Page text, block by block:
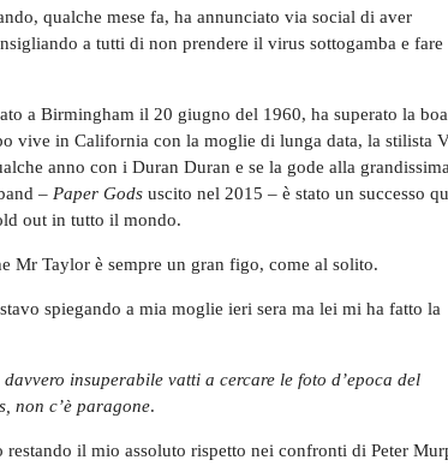
qualche mese fa, ha annunciato via social di aver
a tutti di non prendere il virus sottogamba e fare
a Birmingham il 20 giugno del 1960, ha superato la
vive in California con la moglie di lunga data, la stilista
anno con i Duran Duran e se la gode alla
– Paper Gods uscito nel 2015 – è stato un successo
out in tutto il mondo.
Mr Taylor è sempre un gran figo, come al solito.
spiegando a mia moglie ieri sera ma lei mi ha fatto la
davvero insuperabile vatti a cercare le foto d’epoca del
non c’è paragone.
restando il mio assoluto rispetto nei confronti di Peter